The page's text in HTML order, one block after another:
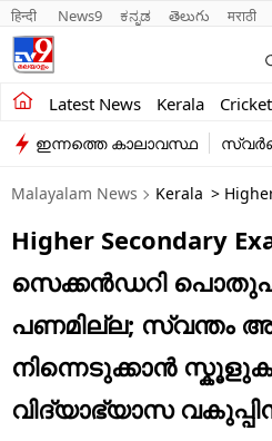
हिन्दी News9 ಕನ್ನಡ తెలుగు मराठी
Latest News Kerala Cricket
Kerala
India
Entertainment
Business
Education
Sports
Lifestyle
ഇന്നത്തെ കാലാവസ്ഥ
Malayalam News Kerala >
Higher Secondary
സെക്കൻഡറി
പണമില്ല; സ്വന്തം
നിന്നെടുക്കാൻ
വിദ്യാഭ്യാസ